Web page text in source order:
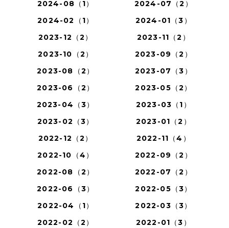
2024-08（1）
2024-07（2）
2024-02（1）
2024-01（3）
2023-12（2）
2023-11（2）
2023-10（2）
2023-09（2）
2023-08（2）
2023-07（3）
2023-06（2）
2023-05（2）
2023-04（3）
2023-03（1）
2023-02（3）
2023-01（2）
2022-12（2）
2022-11（4）
2022-10（4）
2022-09（2）
2022-08（2）
2022-07（2）
2022-06（3）
2022-05（3）
2022-04（1）
2022-03（3）
2022-02（2）
2022-01（3）